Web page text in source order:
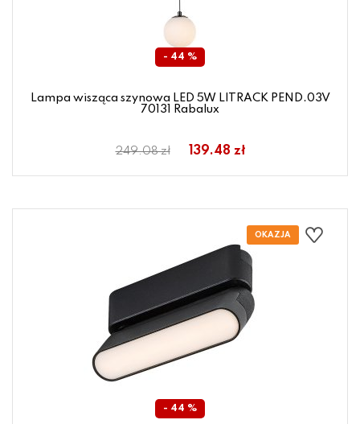
- 44 %
Lampa wisząca szynowa LED 5W LITRACK PEND.03V
70131 Rabalux
249.08 zł 139.48 zł
- 44 %